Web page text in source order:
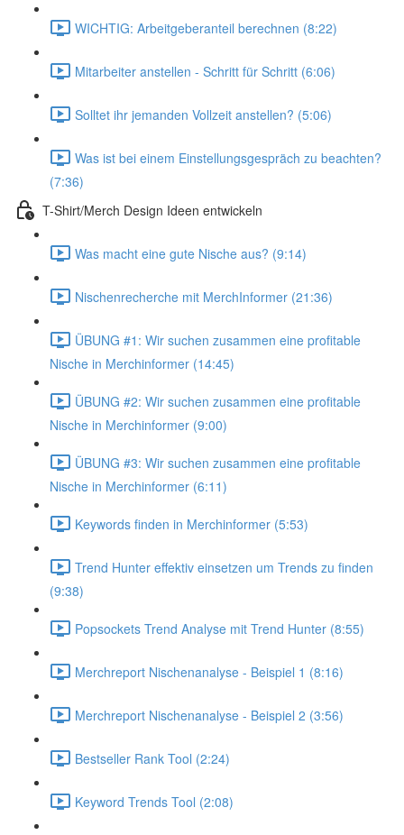
WICHTIG: Arbeitgeberanteil berechnen (8:22)
Mitarbeiter anstellen - Schritt für Schritt (6:06)
Solltet ihr jemanden Vollzeit anstellen? (5:06)
Was ist bei einem Einstellungsgespräch zu beachten?
(7:36)
T-Shirt/Merch Design Ideen entwickeln
Was macht eine gute Nische aus? (9:14)
Nischenrecherche mit MerchInformer (21:36)
ÜBUNG #1: Wir suchen zusammen eine profitable
Nische in Merchinformer (14:45)
ÜBUNG #2: Wir suchen zusammen eine profitable
Nische in Merchinformer (9:00)
ÜBUNG #3: Wir suchen zusammen eine profitable
Nische in Merchinformer (6:11)
Keywords finden in Merchinformer (5:53)
Trend Hunter effektiv einsetzen um Trends zu finden
(9:38)
Popsockets Trend Analyse mit Trend Hunter (8:55)
Merchreport Nischenanalyse - Beispiel 1 (8:16)
Merchreport Nischenanalyse - Beispiel 2 (3:56)
Bestseller Rank Tool (2:24)
Keyword Trends Tool (2:08)